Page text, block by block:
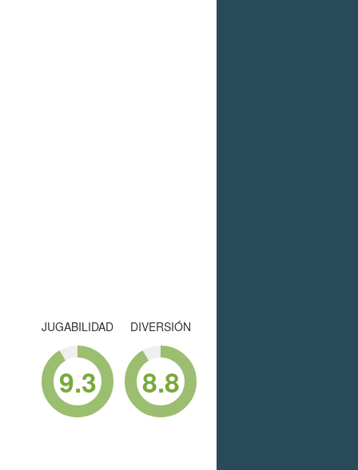
DIVERSIÓN
8.8
JUGABILIDAD
9.3